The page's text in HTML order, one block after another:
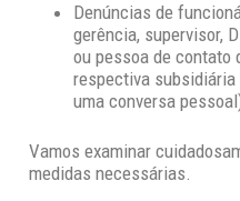
Denúncias de
gerência, supervisor,
ou pessoa de contato
respectiva subsidiária
uma conversa
Vamos examinar
medidas necessárias.